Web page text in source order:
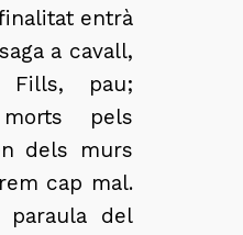
entrà
a cavall,
pau;
pels
dels murs
cap mal.
paraula del